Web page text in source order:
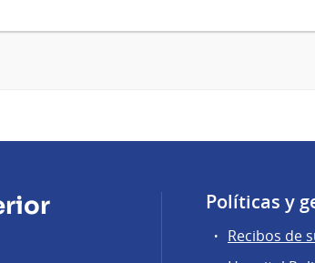
Políticas y
Recibos de